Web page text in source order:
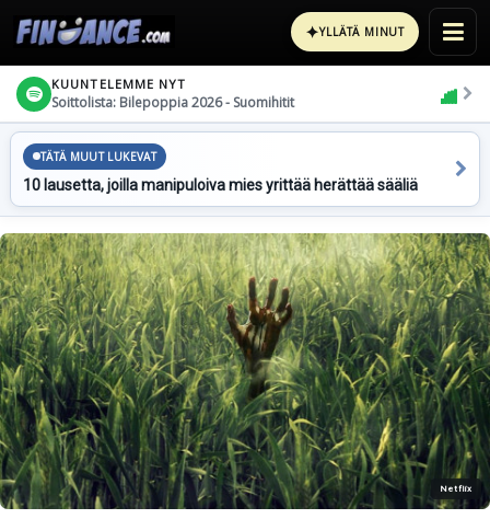
✦YLLÄTÄ MINUT
KUUNTELEMME NYT
Soittolista: Bilepoppia 2026 - Suomihitit
TÄTÄ MUUT LUKEVAT
10 lausetta, joilla manipuloiva mies yrittää herättää sääliä
Netflix